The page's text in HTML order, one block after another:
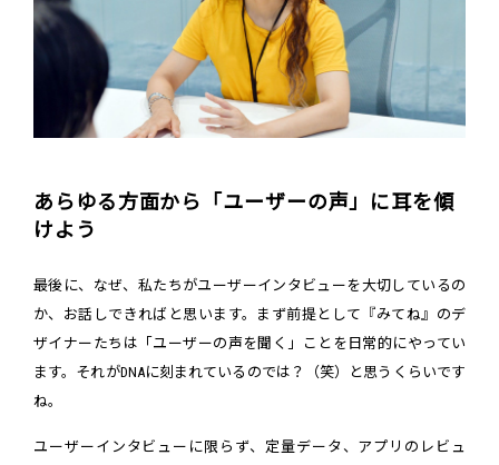
あらゆる方面から「ユーザーの声」に耳を傾
けよう
最後に、なぜ、私たちがユーザーインタビューを大切しているの
か、お話しできればと思います。まず前提として『みてね』のデ
ザイナーたちは「ユーザーの声を聞く」ことを日常的にやってい
ます。それがDNAに刻まれているのでは？（笑）と思うくらいです
ね。
ユーザーインタビューに限らず、定量データ、アプリのレビュ